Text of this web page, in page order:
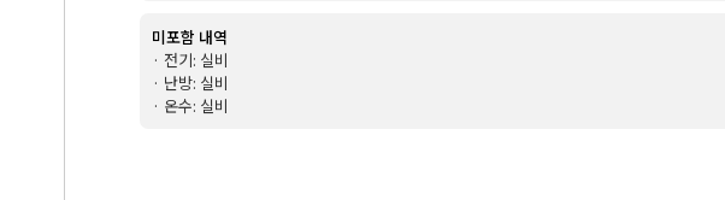
미포함 내역
· 전기: 실비
· 난방: 실비
· 온수: 실비